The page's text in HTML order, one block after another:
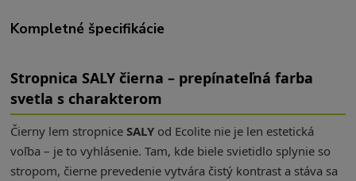
Kompletné špecifikácie
Stropnica SALY čierna – prepínateľná farba
svetla s charakterom
Čierny lem stropniceSALY od Ecolite nie je len estetická
voľba – je to vyhlásenie. Tam, kde biele svietidlo splynie so
stropom, čierne prevedenie vytvára čistý kontrast a stáva sa